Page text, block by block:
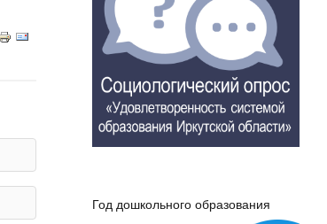
Год дошкольного образования